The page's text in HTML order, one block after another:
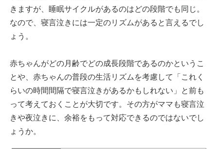
きますが、睡眠サイクルがあるのはどの段階でも同じ。
なので、寝言泣きには一定のリズムがあると言えるでし
ょう。
赤ちゃんがどの月齢でどの成長段階であるのかというこ
とや、赤ちゃんの普段の生活リズムを考慮して「これく
らいの時間間隔で寝言泣きがあるかもしれない」と前も
って考えておくことが大切です。その方がママも寝言泣
きや夜泣きに、余裕をもって対応できるのではないでし
ょうか。